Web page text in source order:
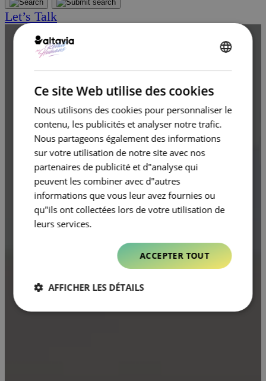
Let’s Talk
Ce site Web utilise des cookies
Nous utilisons des cookies pour personnaliser le
contenu, les publicités et analyser notre trafic.
Nous partageons également des informations
sur votre utilisation de notre site avec nos
partenaires de publicité et d"analyse qui
peuvent les combiner avec d"autres
informations que vous leur avez fournies ou
qu"ils ont collectées lors de votre utilisation de
leurs services.
ACCEPTER TOUT
AFFICHER LES DÉTAILS